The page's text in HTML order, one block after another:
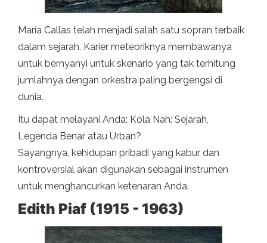
María Callas telah menjadi salah satu sopran terbaik
dalam sejarah. Karier meteoriknya membawanya
untuk bernyanyi untuk skenario yang tak terhitung
jumlahnya dengan orkestra paling bergengsi di
dunia.
Itu dapat melayani Anda: Kola Nah: Sejarah,
Legenda Benar atau Urban?
Sayangnya, kehidupan pribadi yang kabur dan
kontroversial akan digunakan sebagai instrumen
untuk menghancurkan ketenaran Anda.
Edith Piaf (1915 - 1963)